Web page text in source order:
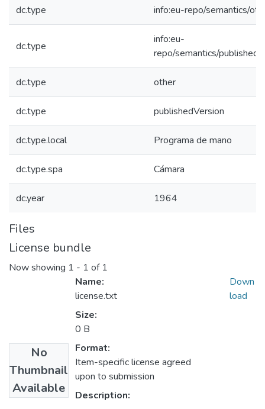
dc.type info:eu-repo/semantics/
dc.type
info:eu-
repo/semantics/
dc.type other
dc.type publishedVersion
dc.type.local Programa de mano
dc.type.spa Cámara
dc.year 1964
Files
License bundle
Now showing 1 - 1 of 1
No
Thumbnail
Available
Name:
license.txt
Size:
0 B
Format:
Item-specific license agreed
upon to submission
Description:
Down
load